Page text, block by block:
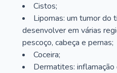
Cistos;
Lipomas: um tumor do
desenvolver em várias
pescoço, cabeça e pernas;
Coceira;
Dermatites: